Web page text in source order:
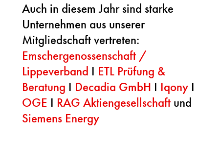
Auch in diesem Jahr sind starke
Unternehmen aus unserer
Mitgliedschaft vertreten:
Emschergenossenschaft /
Lippeverband I ETL Prüfung &
Beratung I Decadia GmbH I Iqony I
OGE I RAG Aktiengesellschaft und
Siemens Energy